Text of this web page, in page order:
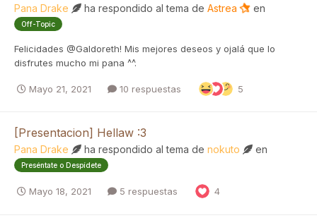
Pana Drake ha respondido al tema de Astrea en
Off-Topic
Felicidades @Galdoreth! Mis mejores deseos y ojalá que lo
disfrutes mucho mi pana ^^.
Mayo 21, 2021 10 respuestas 5
[Presentacion] Hellaw :3
Pana Drake ha respondido al tema de nokuto en
Preséntate o Despídete
Mayo 18, 2021 5 respuestas 4